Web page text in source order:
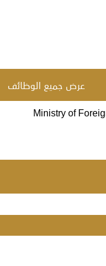
عرض جميع الوظائف